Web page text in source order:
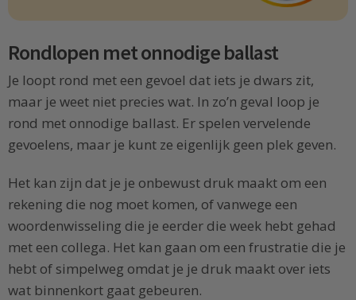
Rondlopen met onnodige ballast
Je loopt rond met een gevoel dat iets je dwars zit,
maar je weet niet precies wat. In zo’n geval loop je
rond met onnodige ballast. Er spelen vervelende
gevoelens, maar je kunt ze eigenlijk geen plek geven.
Het kan zijn dat je je onbewust druk maakt om een
rekening die nog moet komen, of vanwege een
woordenwisseling die je eerder die week hebt gehad
met een collega. Het kan gaan om een frustratie die je
hebt of simpelweg omdat je je druk maakt over iets
wat binnenkort gaat gebeuren.